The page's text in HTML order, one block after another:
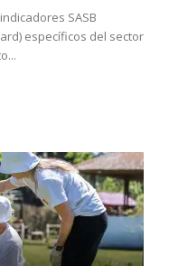
SASB
específicos del sector